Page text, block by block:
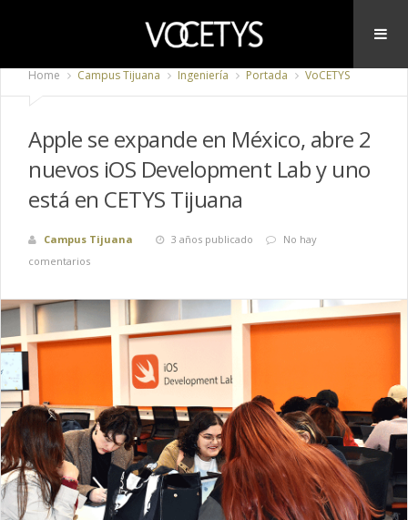
Home Campus Tijuana Ingeniería Portada VoCETYS
Apple se expande en México, abre 2
nuevos iOS Development Lab y uno
está en CETYS Tijuana
Campus Tijuana 3 años publicado
No hay
comentarios